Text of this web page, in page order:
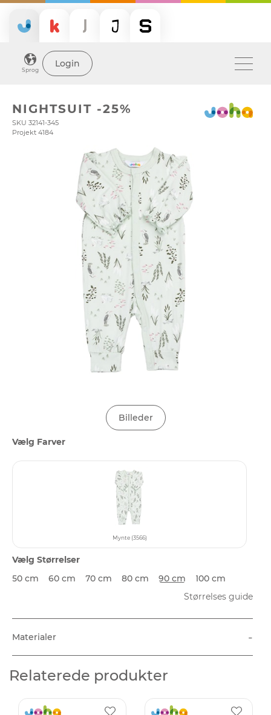
Sprog
Login
NIGHTSUIT -25%
SKU 32141-345
Projekt 4184
Billeder
Vælg Farver
Mynte (3566)
Vælg Størrelser
50 cm
60 cm 70 cm 80 cm 90 cm
100 cm
Størrelses guide
Materialer -
Relaterede produkter